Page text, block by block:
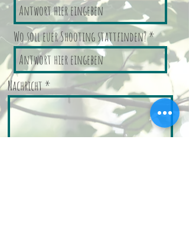
Wo soll euer Shooting stattfinden?
Nachricht